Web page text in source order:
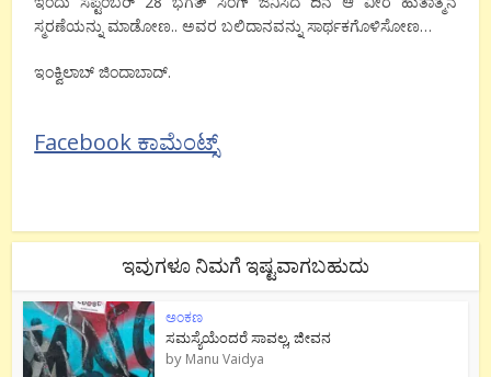
ಸ್ಮರಣೆಯನ್ನು ಮಾಡೋಣ.. ಅವರ ಬಲಿದಾನವನ್ನು ಸಾರ್ಥಕಗೊಳಿಸೋಣ…
ಇಂಕ್ವಿಲಾಬ್ ಜಿಂದಾಬಾದ್.
Facebook ಕಾಮೆಂಟ್ಸ್
ಇವುಗಳೂ ನಿಮಗೆ ಇಷ್ಟವಾಗಬಹುದು
ಅಂಕಣ
ಸಮಸ್ಯೆಯೆಂದರೆ ಸಾವಲ್ಲ, ಜೀವನ
by Manu Vaidya